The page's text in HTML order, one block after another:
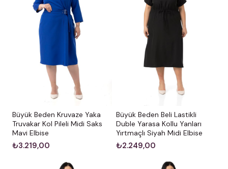
Büyük Beden Kruvaze Yaka
Truvakar Kol Pileli Midi Saks
Mavi Elbise
₺3.219,00
Büyük Beden Beli Lastikli
Duble Yarasa Kollu Yanları
Yırtmaçlı Siyah Midi Elbise
₺2.249,00